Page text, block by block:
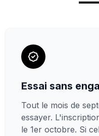
Essai sans
Tout le mois de
essayer.
le 1er octobre. Si